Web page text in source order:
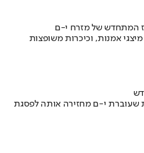
המתחדש של מזרח י-ם
אמנות, וכיכרות משופצות
שעוברת י-ם מחזירה אותה לפסגת